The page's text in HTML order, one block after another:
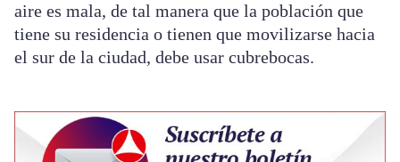
aire es mala, de tal manera que la población que
tiene su residencia o tienen que movilizarse hacia
el sur de la ciudad, debe usar cubrebocas.